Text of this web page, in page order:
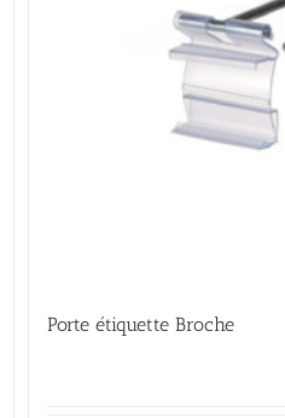
Porte étiquette Broche